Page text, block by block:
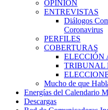
OPINIÓN
ENTREVISTAS
Diálogos
Coronavirus
PERFILES
COBERTURAS
ELECCIÓN
TRIBUNAL
Mucho de que
Energías del Calendario
Descargas